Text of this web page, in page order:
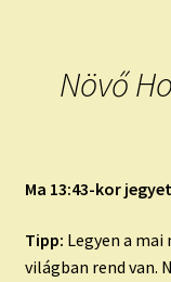
Növő
Ma 13:43-kor
Tipp: Legyen a mai
világban rend van.